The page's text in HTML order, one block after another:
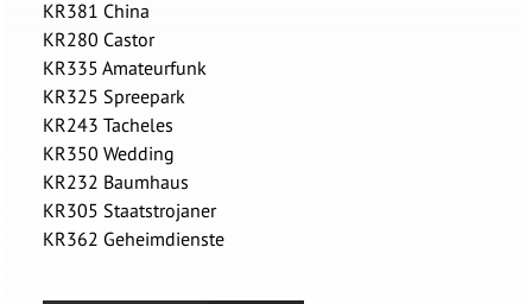
KR381 China
KR280 Castor
KR335 Amateurfunk
KR325 Spreepark
KR243 Tacheles
KR350 Wedding
KR232 Baumhaus
KR305 Staatstrojaner
KR362 Geheimdienste